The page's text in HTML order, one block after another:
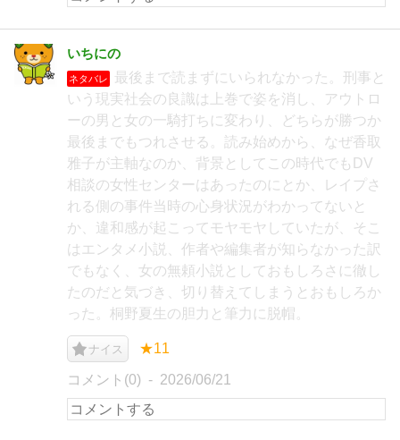
いちにの
ネタバレ
最後まで読まずにいられなかった。刑事と
いう現実社会の良識は上巻で姿を消し、アウトロ
ーの男と女の一騎打ちに変わり、どちらが勝つか
最後までもつれさせる。読み始めから、なぜ香取
雅子が主軸なのか、背景としてこの時代でもDV
相談の女性センターはあったのにとか、レイプさ
れる側の事件当時の心身状況がわかってないと
か、違和感が起こってモヤモヤしていたが、そこ
はエンタメ小説、作者や編集者が知らなかった訳
でもなく、女の無頼小説としておもしろさに徹し
たのだと気づき、切り替えてしまうとおもしろか
った。桐野夏生の胆力と筆力に脱帽。
ナイス ★11
コメント(0) 2026/06/21